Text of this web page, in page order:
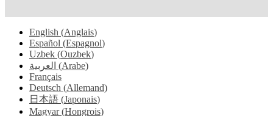
English (Anglais)
Español (Espagnol)
Uzbek (Ouzbek)
العربية (Arabe)
Français
Deutsch (Allemand)
日本語 (Japonais)
Magyar(Hongrois)